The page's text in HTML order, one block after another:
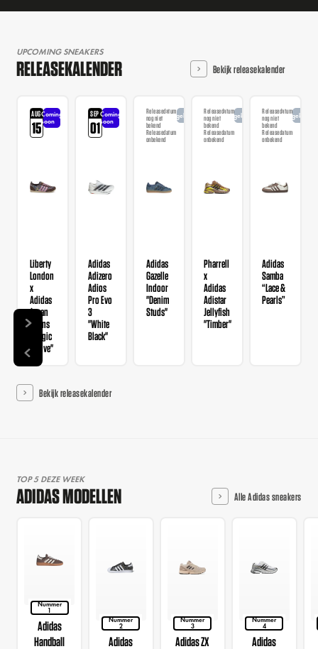
UPCOMING SNEAKERS
RELEASEKALENDER Bekijk releasekalender
AUG
15
Coming
soon
Liberty
London
x
Adidas
Japan
Wmns
"Magic
Mauve"
SEP
01
Coming
soon
Adidas
Adizero
Adios
Pro Evo
3
"White
Black"
Releasedatum
nog niet
bekend
Releasedatum
onbekend
Aangekondigd
Adidas
Gazelle
Indoor
"Denim
Studs"
Releasedatum
nog niet
bekend
Releasedatum
onbekend
Aangekondigd
Pharrell
x
Adidas
Adistar
Jellyfish
"Timber"
Releasedatum
nog niet
bekend
Releasedatum
onbekend
Adidas
Samba
“Lace &
Pearls”
Bekijk releasekalender
TOP 5 DEZE WEEK
ADIDAS MODELLEN Alle Adidas sneakers
Nummer
1
Adidas
Handball
Nummer
2
Adidas
Nummer
3
Adidas ZX
Nummer
4
Adidas